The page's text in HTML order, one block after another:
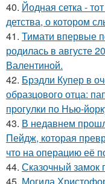
40. Йодная сетка -
детства, о котором
41. Тимати впервые
родилась в августе
Валентиной.
42. Брэдли Купер в
образцового отца:
прогулки по Нью-
43. В недавнем
Пейдж, которая
что на операцию её
44. Сказочный замок